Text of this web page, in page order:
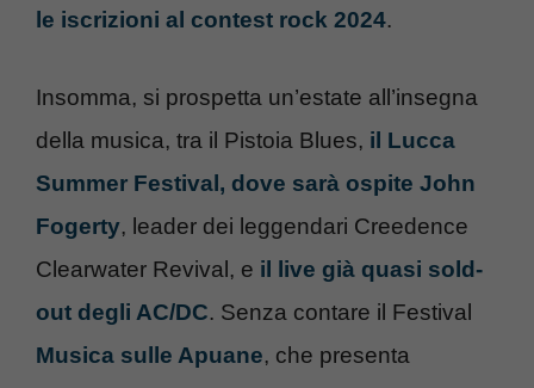
le iscrizioni al contest rock 2024.
Insomma, si prospetta un’estate all’insegna
della musica, tra il Pistoia Blues, il Lucca
Summer Festival, dove sarà ospite John
Fogerty, leader dei leggendari Creedence
Clearwater Revival, e il live già quasi sold-
out degli AC/DC. Senza contare il Festival
Musica sulle Apuane, che presenta